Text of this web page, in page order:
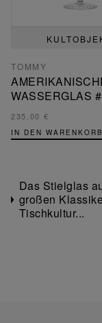
TOMMY
WASSERGLAS
235,00 €
IN DEN WARENKORB
Das Stielglas
großen
Tischkultur...